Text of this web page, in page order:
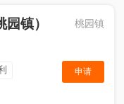
镇） 桃园镇
申请